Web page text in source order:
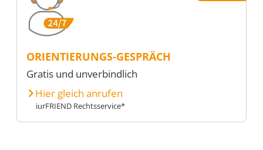
ORIENTIERUNGS-GESPRÄCH
Gratis und unverbindlich
Hier gleich anrufen
iurFRIEND Rechtsservice*